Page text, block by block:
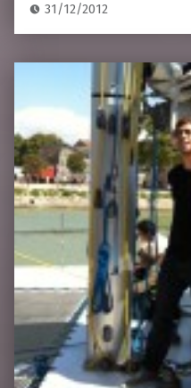
31/12/2012